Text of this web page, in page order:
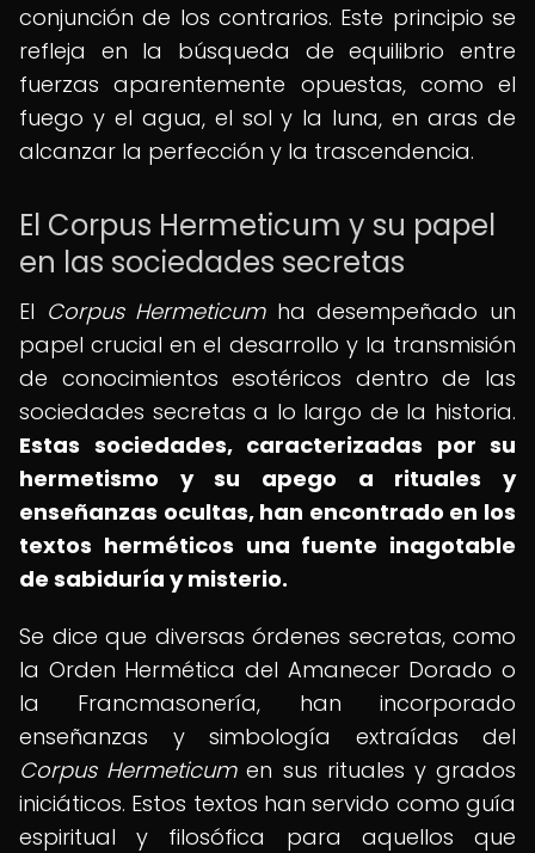
conjunción de los contrarios. Este principio se
refleja en la búsqueda de equilibrio entre
fuerzas aparentemente opuestas, como el
fuego y el agua, el sol y la luna, en aras de
alcanzar la perfección y la trascendencia.
El Corpus Hermeticum y su papel
en las sociedades secretas
El Corpus Hermeticumha desempeñado un
papel crucial en el desarrollo y la transmisión
de conocimientos esotéricos dentro de las
sociedades secretas a lo largo de la historia.
Estas sociedades, caracterizadas por su
hermetismo y su apego a rituales y
enseñanzas ocultas, han encontrado en los
textos herméticos una fuente inagotable
de sabiduría y misterio.
Se dice que diversas órdenes secretas, como
la Orden Hermética del Amanecer Dorado o
la Francmasonería, han incorporado
enseñanzas y simbología extraídas del
Corpus Hermeticumen sus rituales y grados
iniciáticos. Estos textos han servido como guía
espiritual y filosófica para aquellos que